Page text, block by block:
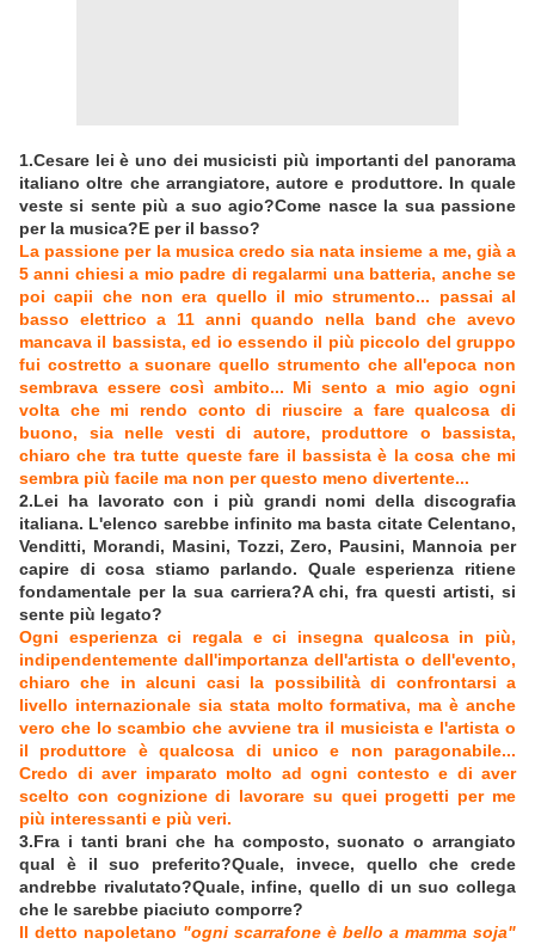
1.Cesare lei è uno dei musicisti più importanti del panorama
italiano oltre che arrangiatore, autore e produttore. In quale
veste si sente più a suo agio?Come nasce la sua passione
per la musica?E per il basso?
La passione per la musica credo sia nata insieme a me, già a
5 anni chiesi a mio padre di regalarmi una batteria, anche se
poi capii che non era quello il mio strumento... passai al
basso elettrico a 11 anni quando nella band che avevo
mancava il bassista, ed io essendo il più piccolo del gruppo
fui costretto a suonare quello strumento che all'epoca non
sembrava essere così ambito... Mi sento a mio agio ogni
volta che mi rendo conto di riuscire a fare qualcosa di
buono, sia nelle vesti di autore, produttore o bassista,
chiaro che tra tutte queste fare il bassista è la cosa che mi
sembra più facile ma non per questo meno divertente...
2.Lei ha lavorato con i più grandi nomi della discografia
italiana. L'elenco sarebbe infinito ma basta citate Celentano,
Venditti, Morandi, Masini, Tozzi, Zero, Pausini, Mannoia per
capire di cosa stiamo parlando. Quale esperienza ritiene
fondamentale per la sua carriera?A chi, fra questi artisti, si
sente più legato?
Ogni esperienza ci regala e ci insegna qualcosa in più,
indipendentemente dall'importanza dell'artista o dell'evento,
chiaro che in alcuni casi la possibilità di confrontarsi a
livello internazionale sia stata molto formativa, ma è anche
vero che lo scambio che avviene tra il musicista e l'artista o
il produttore è qualcosa di unico e non paragonabile...
Credo di aver imparato molto ad ogni contesto e di aver
scelto con cognizione di lavorare su quei progetti per me
più interessanti e più veri.
3.Fra i tanti brani che ha composto, suonato o arrangiato
qual è il suo preferito?Quale, invece, quello che crede
andrebbe rivalutato?Quale, infine, quello di un suo collega
che le sarebbe piaciuto comporre?
Il detto napoletano "ogni scarrafone è bello a mamma soja"